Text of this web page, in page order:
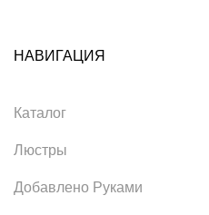
НАВИГАЦИЯ
Каталог
Люстры
Добавлено Руками